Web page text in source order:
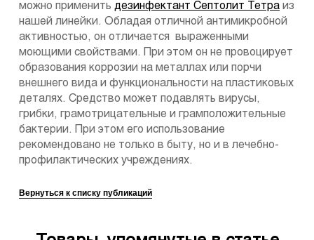
можно применить дезинфектант Септолит Тетра из
нашей линейки. Обладая отличной антимикробной
активностью, он отличается выраженными
моющими свойствами. При этом он не провоцирует
образования коррозии на металлах или порчи
внешнего вида и функциональности на пластиковых
деталях. Средство может подавлять вирусы,
грибки, грамотрицательные и грамположительные
бактерии. При этом его использование
рекомендовано не только в быту, но и в лечебно-
профилактических учреждениях.
Вернуться к списку публикаций